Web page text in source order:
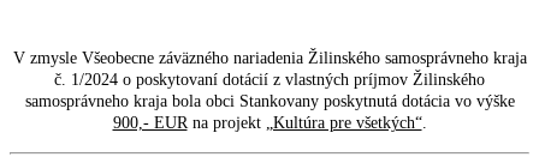
V zmysle Všeobecne záväzného nariadenia Žilinského samosprávneho kraja
č. 1/2024 o poskytovaní dotácií z vlastných príjmov Žilinského
samosprávneho kraja bola obci Stankovany poskytnutá dotácia vo výške
900,- EURna projekt „Kultúra pre všetkých“.